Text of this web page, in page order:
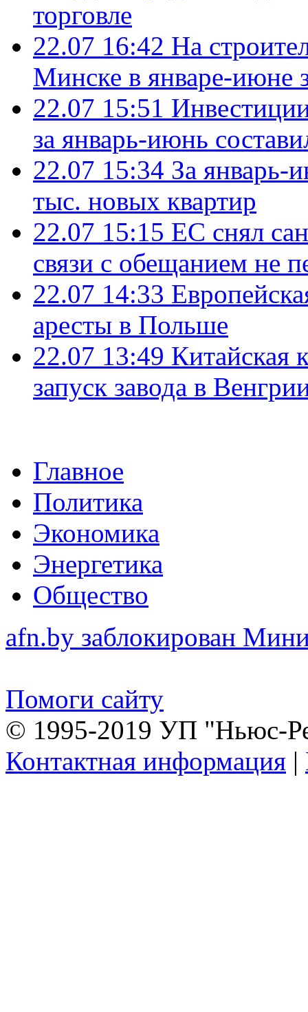
торговле
22.07 16:42 На
Минске в январе-июне
22.07 15:51
за январь-июнь
22.07 15:34 За январь-
тыс. новых квартир
22.07 15:15 ЕС снял
связи с обещанием не
22.07 14:33
аресты в Польше
22.07 13:49 Китайская
запуск завода в
Главное
Политика
Экономика
Энергетика
Общество
afn.by заблокирован
Помоги сайту
© 1995-2019 УП "Ньюс-
Контактная информация |